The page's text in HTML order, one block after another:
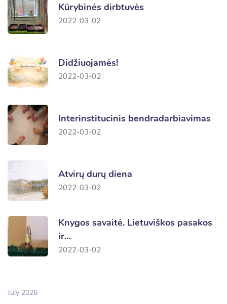
Kūrybinės dirbtuvės
2022-03-02
Didžiuojamės!
2022-03-02
Interinstitucinis bendradarbiavimas
2022-03-02
Atvirų durų diena
2022-03-02
Knygos savaitė. Lietuviškos pasakos
ir…
2022-03-02
July 2026